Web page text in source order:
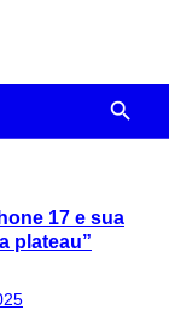
17 e sua
plateau”